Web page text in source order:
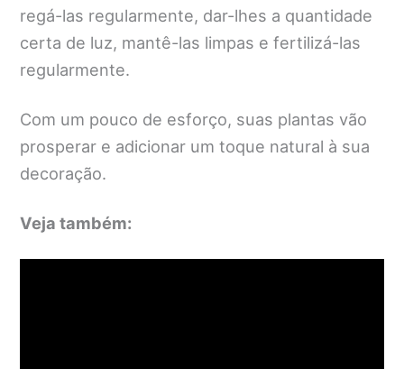
regá-las regularmente, dar-lhes a quantidade
certa de luz, mantê-las limpas e fertilizá-las
regularmente.
Com um pouco de esforço, suas plantas vão
prosperar e adicionar um toque natural à sua
decoração.
Veja também: